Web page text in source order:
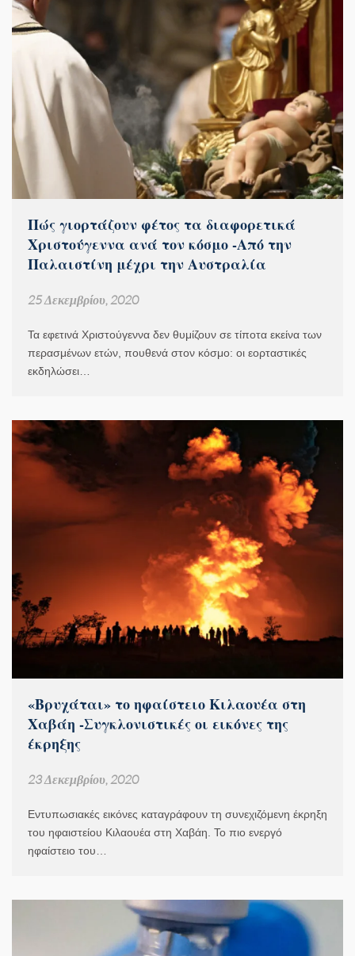
Πώς γιορτάζουν φέτος τα διαφορετικά
Χριστούγεννα ανά τον κόσμο -Από την
Παλαιστίνη μέχρι την Αυστραλία
25 Δεκεμβρίου, 2020
Τα εφετινά Χριστούγεννα δεν θυμίζουν σε τίποτα εκείνα των
περασμένων ετών, πουθενά στον κόσμο: οι εορταστικές
εκδηλώσει…
«Βρυχάται» το ηφαίστειο Κιλαουέα στη
Χαβάη -Συγκλονιστικές οι εικόνες της
έκρηξης
23 Δεκεμβρίου, 2020
Εντυπωσιακές εικόνες καταγράφουν τη συνεχιζόμενη έκρηξη
του ηφαιστείου Κιλαουέα στη Χαβάη. Το πιο ενεργό
ηφαίστειο του…